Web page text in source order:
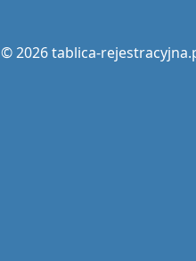
© 2026 tablica-